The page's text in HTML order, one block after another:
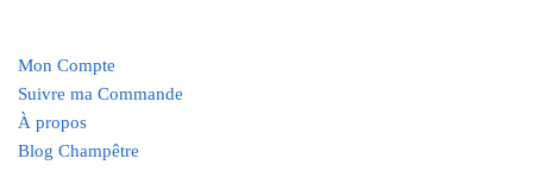
Mon Compte
Suivre ma Commande
À propos
Blog Champêtre